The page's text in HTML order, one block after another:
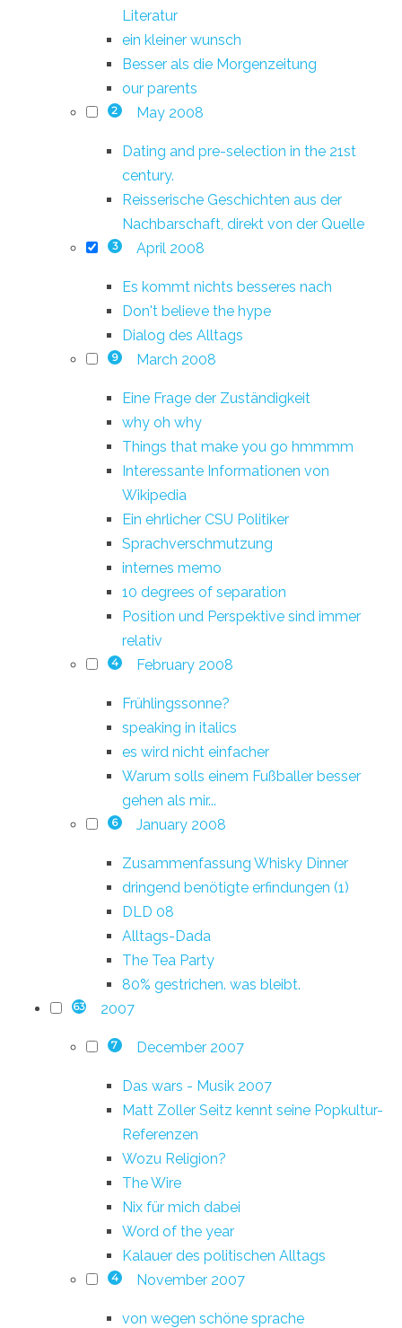
Literatur
ein kleiner wunsch
Besser als die Morgenzeitung
our parents
2 May 2008
Dating and pre-selection in the 21st
century.
Reisserische Geschichten aus der
Nachbarschaft, direkt von der Quelle
3 April 2008
Es kommt nichts besseres nach
Don't believe the hype
Dialog des Alltags
9 March 2008
Eine Frage der Zuständigkeit
why oh why
Things that make you go hmmmm
Interessante Informationen von
Wikipedia
Ein ehrlicher CSU Politiker
Sprachverschmutzung
internes memo
10 degrees of separation
Position und Perspektive sind immer
relativ
4 February 2008
Frühlingssonne?
speaking in italics
es wird nicht einfacher
Warum solls einem Fußballer besser
gehen als mir...
6 January 2008
Zusammenfassung Whisky Dinner
dringend benötigte erfindungen (1)
DLD 08
Alltags-Dada
The Tea Party
80% gestrichen. was bleibt.
63 2007
7 December 2007
Das wars - Musik 2007
Matt Zoller Seitz kennt seine Popkultur-
Referenzen
Wozu Religion?
The Wire
Nix für mich dabei
Word of the year
Kalauer des politischen Alltags
4 November 2007
von wegen schöne sprache